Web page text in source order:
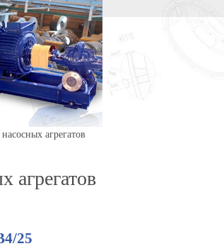
агрегатов
агрегатов
25